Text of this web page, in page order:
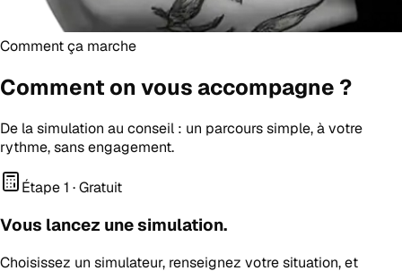
Comment ça marche
Comment on vous accompagne ?
De la simulation au conseil : un parcours simple, à votre
rythme, sans engagement.
Étape 1 · Gratuit
Vous lancez une simulation.
Choisissez un simulateur, renseignez votre situation, et